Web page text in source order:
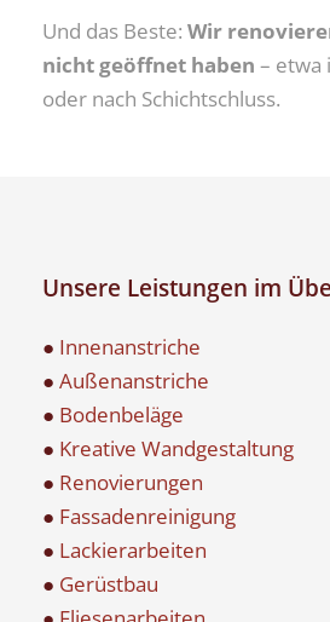
Und das Beste: Wir
nicht geöffnet haben – etwa
oder nach Schichtschluss.
Unsere Leistungen im
● Innenanstriche
● Außenanstriche
● Bodenbeläge
● Kreative Wandgestaltung
● Renovierungen
● Fassadenreinigung
● Lackierarbeiten
● Gerüstbau